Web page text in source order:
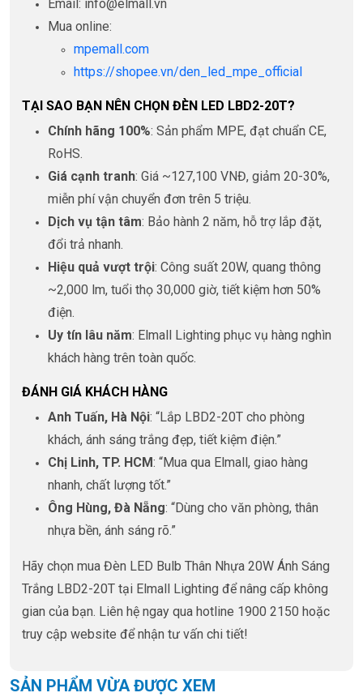
Email: info@elmall.vn
Mua online:
mpemall.com
https://shopee.vn/den_led_mpe_official
TẠI SAO BẠN NÊN CHỌN ĐÈN LED LBD2-20T?
Chính hãng 100%: Sản phẩm MPE, đạt chuẩn CE,
RoHS.
Giá cạnh tranh: Giá ~127,100 VNĐ, giảm 20-30%,
miễn phí vận chuyển đơn trên 5 triệu.
Dịch vụ tận tâm: Bảo hành 2 năm, hỗ trợ lắp đặt,
đổi trả nhanh.
Hiệu quả vượt trội: Công suất 20W, quang thông
~2,000 lm, tuổi thọ 30,000 giờ, tiết kiệm hơn 50%
điện.
Uy tín lâu năm: Elmall Lighting phục vụ hàng nghìn
khách hàng trên toàn quốc.
ĐÁNH GIÁ KHÁCH HÀNG
Anh Tuấn, Hà Nội: “Lắp LBD2-20T cho phòng
khách, ánh sáng trắng đẹp, tiết kiệm điện.”
Chị Linh, TP. HCM: “Mua qua Elmall, giao hàng
nhanh, chất lượng tốt.”
Ông Hùng, Đà Nẵng: “Dùng cho văn phòng, thân
nhựa bền, ánh sáng rõ.”
Hãy chọn mua Đèn LED Bulb Thân Nhựa 20W Ánh Sáng
Trắng LBD2-20T tại Elmall Lighting để nâng cấp không
gian của bạn. Liên hệ ngay qua hotline 1900 2150 hoặc
truy cập website để nhận tư vấn chi tiết!
SẢN PHẨM VỪA ĐƯỢC XEM